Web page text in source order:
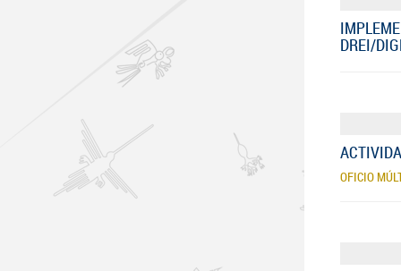
DREI/
OFICIO